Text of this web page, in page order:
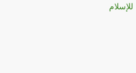
للإسلام